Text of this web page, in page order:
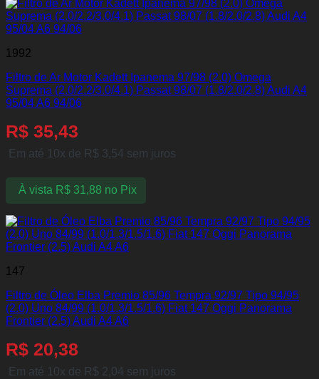
1992
Filtro de Ar Motor Kadett Ipanema 97/98 (2.0) Omega
Suprema (2.0/2.2/3.0/4.1) Passat 98/07 (1.8/2.0/2.8) Audi A4
95/04 A6 94/06
R$ 35,43
Em até 10x de R$ 3,54 sem juros
À vista R$31,88 no Pix
147
Filtro de Óleo Elba Premio 85/96 Tempra 92/97 Tipo 94/95
(2.0) Uno 84/99 (1.0/1.3/1.5/1.6) Fiat 147 Oggi Panorama
Frontier (2.5) Audi A4 A6
R$ 20,38
Em até 10x de R$ 2,04 sem juros